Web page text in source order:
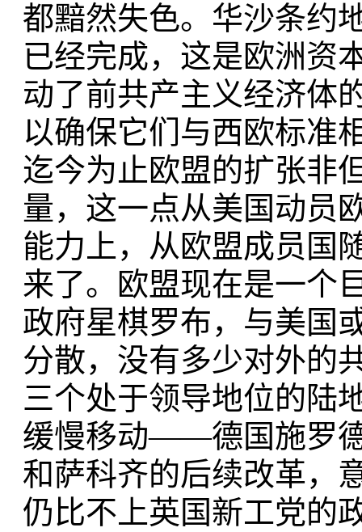
都黯然失色。华沙条约
已经完成，这是欧洲资
动了前共产主义经济体
以确保它们与西欧标准
迄今为止欧盟的扩张非
量，这一点从美国动员
能力上，从欧盟成员国
来了。欧盟现在是一个
政府星棋罗布，与美国
分散，没有多少对外的
三个处于领导地位的陆
缓慢移动——德国施罗
和萨科齐的后续改革，
仍比不上英国新工党的